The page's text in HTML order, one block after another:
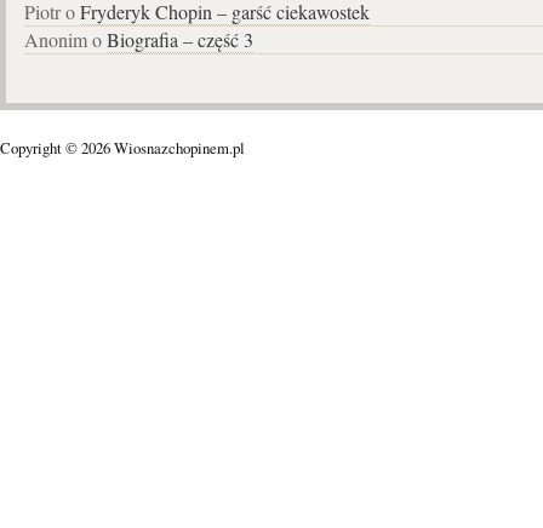
Piotr oFryderyk Chopin – garść ciekawostek
Anonim oBiografia – część 3
Copyright © 2026 Wiosnazchopinem.pl